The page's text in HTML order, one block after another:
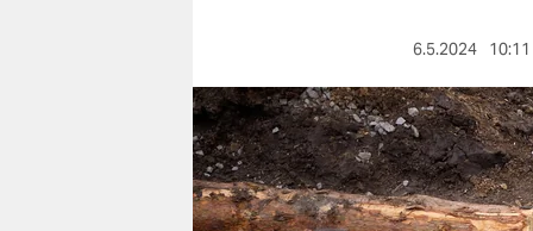
berlin
nord
wahrheit
6.5.2024